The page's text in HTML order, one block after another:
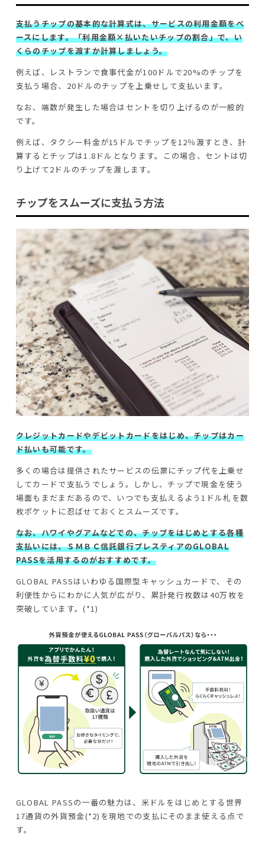
支払うチップの基本的な計算式は、サービスの利用金額をベ
ースにします。「利用金額×払いたいチップの割合」で、い
くらのチップを渡すか計算しましょう。
例えば、レストランで食事代金が100ドルで20%のチップを
支払う場合、20ドルのチップを上乗せして支払います。
なお、端数が発生した場合はセントを切り上げるのが一般的
です。
例えば、タクシー料金が15ドルでチップを12％渡すとき、計
算するとチップは1.8ドルとなります。この場合、セントは切
り上げて2ドルのチップを渡します。
チップをスムーズに支払う方法
クレジットカードやデビットカードをはじめ、チップはカー
ド払いも可能です。
多くの場合は提供されたサービスの伝票にチップ代を上乗せ
してカードで支払うでしょう。しかし、チップで現金を使う
場面もまだまだあるので、いつでも支払えるよう1ドル札を数
枚ポケットに忍ばせておくとスムーズです。
なお、ハワイやグアムなどでの、チップをはじめとする各種
支払いには、ＳＭＢＣ信託銀行プレスティアのGLOBAL
PASSを活用するのがおすすめです。
GLOBAL PASSはいわゆる国際型キャッシュカードで、その
利便性からにわかに人気が広がり、累計発行枚数は40万枚を
突破しています。(*1)
GLOBAL PASSの一番の魅力は、米ドルをはじめとする世界
17通貨の外貨預金(*2)を現地での支払にそのまま使える点で
す。